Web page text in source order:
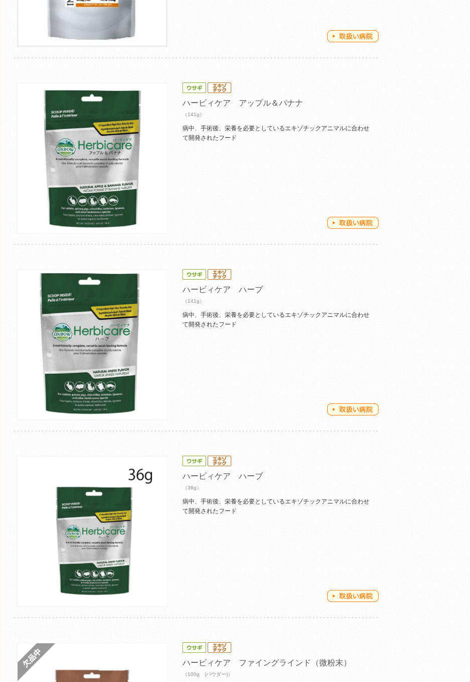
ハービィケア アップル＆バナナ
（141g）
病中、手術後、栄養を必要としているエキゾチックアニマルに合わせ
て開発されたフード
ハービィケア ハーブ
（141g）
病中、手術後、栄養を必要としているエキゾチックアニマルに合わせ
て開発されたフード
ハービィケア ハーブ
（36g）
病中、手術後、栄養を必要としているエキゾチックアニマルに合わせ
て開発されたフード
ハービィケア ファイングラインド（微粉末）
（100g (パウダー)）